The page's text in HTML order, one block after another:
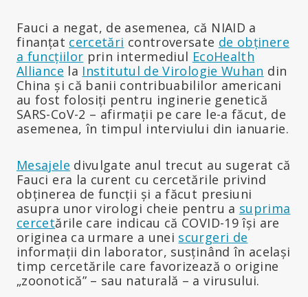
Fauci a negat, de asemenea, că NIAID a
finanțat cercetări controversate de obținere
a funcțiilor prin intermediul EcoHealth
Alliance la Institutul de Virologie Wuhan din
China și că banii contribuabililor americani
au fost folosiți pentru inginerie genetică
SARS-CoV-2 – afirmații pe care le-a făcut, de
asemenea, în timpul interviului din ianuarie.
Mesajele divulgate anul trecut au sugerat că
Fauci era la curent cu cercetările privind
obținerea de funcții și a făcut presiuni
asupra unor virologi cheie pentru a suprima
cercetările care indicau că COVID-19 își are
originea ca urmare a unei scurgeri de
informații din laborator, susținând în același
timp cercetările care favorizează o origine
„zoonotică” – sau naturală – a virusului.